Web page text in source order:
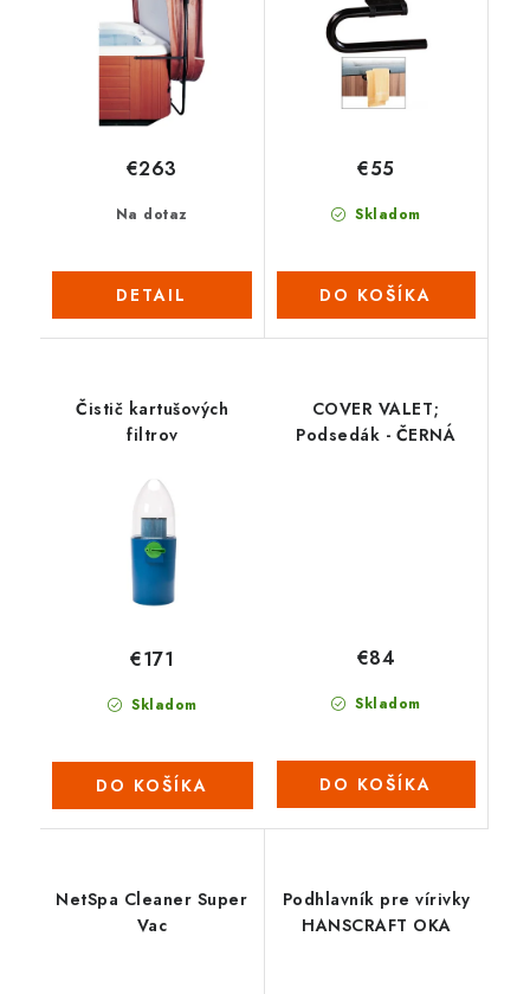
Na dotaz
€263
DETAIL
Skladom
€55
DO KOŠÍKA
Čistič kartušových
filtrov
Skladom
€171
DO KOŠÍKA
COVER VALET;
Podsedák - ČERNÁ
Skladom
€84
DO KOŠÍKA
NetSpa Cleaner Super
Vac
Podhlavník pre vírivky
HANSCRAFT OKA